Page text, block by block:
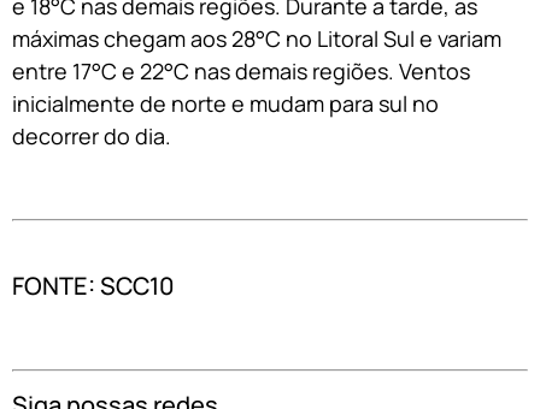
máximas chegam aos 28°C no Litoral Sul e variam
entre 17°C e 22°C nas demais regiões. Ventos
inicialmente de norte e mudam para sul no
decorrer do dia.
FONTE: SCC10